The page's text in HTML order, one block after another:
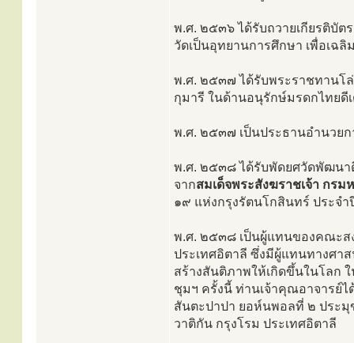
พ.ศ. ๒๕๓๖ ได้รับถวายเกียรติบัต
วัดเป็นอุทยานการศึกษา เพื่อเฉลิ
พ.ศ. ๒๕๓๗ ได้รับพระราชทานโ
กุมารี ในด้านอนุรักษ์มรดกไทย
พ.ศ. ๒๕๓๗ เป็นประธานอำนวย
พ.ศ. ๒๕๓๘ ได้รับพัดยศวัดพัฒนา
จากสมเด็จพระสังฆราชเจ้า กร
๑๙ แห่งกรุงรัตนโกสินทร์ ประ
พ.ศ. ๒๕๓๘ เป็นผู้แทนของคณะส
ประเทศอิตาลี ซึ่งมีผู้แทนทางศา
สร้างสันติภาพให้เกิดขึ้นในโลก
ชุมฯ ครั้งนี้ ท่านเจ้าคุณอาจารย์
สันตะปาปา ยอห์นพอลที่ ๒ ประ
วาติกัน กรุงโรม ประเทศอิตาลี